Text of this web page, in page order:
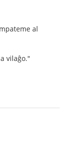
al
vilaĝo."